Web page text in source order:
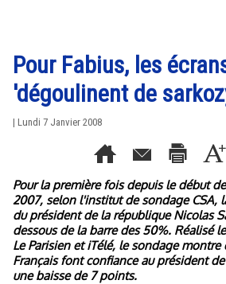
Pour Fabius, les
'dégoulinent de
| Lundi 7 Janvier 2008
Pour la première fois depuis le début
2007, selon l'institut de sondage CSA,
du président de la république Nicolas
dessous de la barre des 50%. Réalisé
Le Parisien et iTélé, le sondage montre
Français font confiance au président
une baisse de 7 points.